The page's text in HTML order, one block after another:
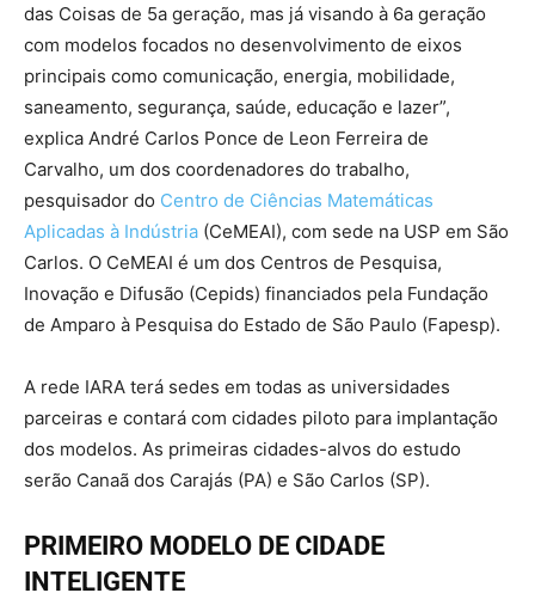
das Coisas de 5a geração, mas já visando à 6a geração
com modelos focados no desenvolvimento de eixos
principais como comunicação, energia, mobilidade,
saneamento, segurança, saúde, educação e lazer”,
explica André Carlos Ponce de Leon Ferreira de
Carvalho, um dos coordenadores do trabalho,
pesquisador do Centro de Ciências Matemáticas
Aplicadas à Indústria (CeMEAI), com sede na USP em São
Carlos. O CeMEAI é um dos Centros de Pesquisa,
Inovação e Difusão (Cepids) financiados pela Fundação
de Amparo à Pesquisa do Estado de São Paulo (Fapesp).
A rede IARA terá sedes em todas as universidades
parceiras e contará com cidades piloto para implantação
dos modelos. As primeiras cidades-alvos do estudo
serão Canaã dos Carajás (PA) e São Carlos (SP).
PRIMEIRO MODELO DE CIDADE
INTELIGENTE